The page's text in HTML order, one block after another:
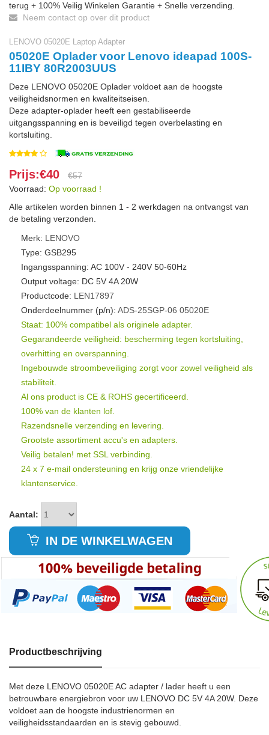
terug + 100% Veilig Winkelen Garantie + Snelle verzending.
Neem contact op over dit product
LENOVO 05020E Laptop Adapter
05020E Oplader voor Lenovo ideapad 100S-
11IBY 80R2003UUS
Deze LENOVO 05020E Oplader voldoet aan de hoogste
veiligheidsnormen en kwaliteitseisen.
Deze adapter-oplader heeft een gestabiliseerde
uitgangsspanning en is beveiligd tegen overbelasting en
kortsluiting.
Prijs:€40
€57
Voorraad: Op voorraad !
Alle artikelen worden binnen 1 - 2 werkdagen na ontvangst van
de betaling verzonden.
Merk: LENOVO
Type: GSB295
Ingangsspanning: AC 100V - 240V 50-60Hz
Output voltage: DC 5V 4A 20W
Productcode: LEN17897
Onderdeelnummer (p/n): ADS-25SGP-06 05020E
Staat: 100% compatibel als originele adapter.
Gegarandeerde veiligheid: bescherming tegen kortsluiting,
overhitting en overspanning.
Ingebouwde stroombeveiliging zorgt voor zowel veiligheid als
stabiliteit.
Al ons product is CE & ROHS gecertificeerd.
100% van de klanten lof.
Razendsnelle verzending en levering.
Grootste assortiment accu's en adapters.
Veilig betalen! met SSL verbinding.
24 x 7 e-mail ondersteuning en krijg onze vriendelijke
klantenservice.
Aantal:
IN DE WINKELWAGEN
Productbeschrijving
Met deze LENOVO 05020E AC adapter / lader heeft u een
betrouwbare energiebron voor uw LENOVO DC 5V 4A 20W. Deze
voldoet aan de hoogste industrienormen en
veiligheidsstandaarden en is stevig gebouwd.